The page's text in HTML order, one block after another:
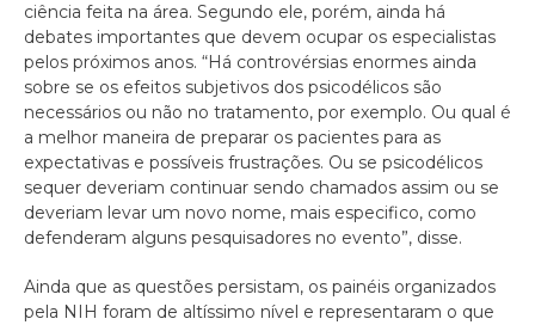
ciência feita na área. Segundo ele, porém, ainda há
debates importantes que devem ocupar os especialistas
pelos próximos anos. “Há controvérsias enormes ainda
sobre se os efeitos subjetivos dos psicodélicos são
necessários ou não no tratamento, por exemplo. Ou qual é
a melhor maneira de preparar os pacientes para as
expectativas e possíveis frustrações. Ou se psicodélicos
sequer deveriam continuar sendo chamados assim ou se
deveriam levar um novo nome, mais especifico, como
defenderam alguns pesquisadores no evento”, disse.
Ainda que as questões persistam, os painéis organizados
pela NIH foram de altíssimo nível e representaram o que